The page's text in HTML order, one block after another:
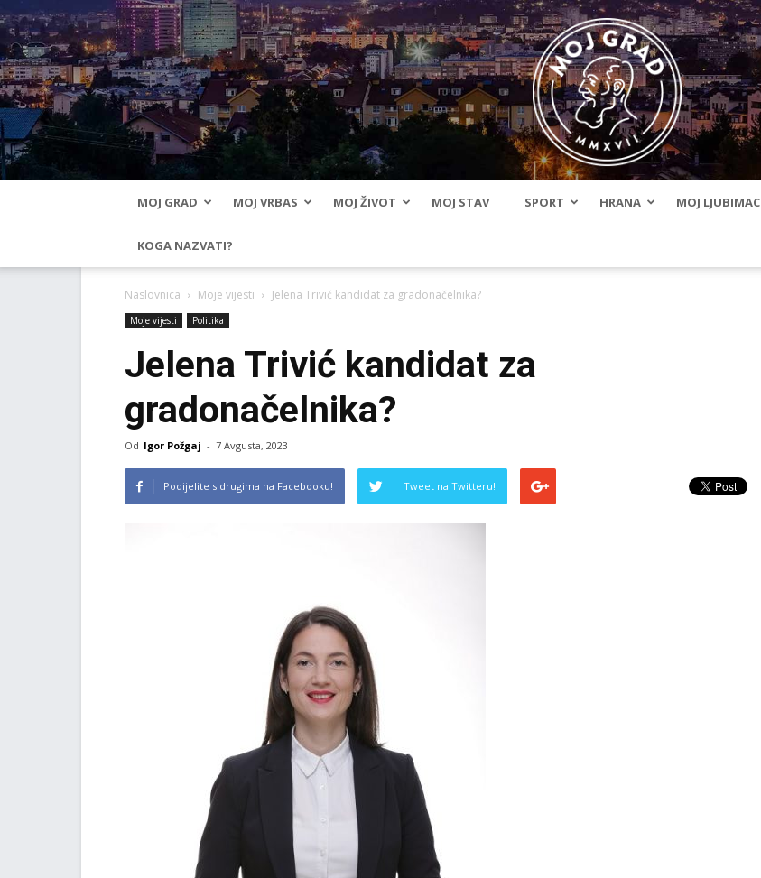
MOJ GRAD MOJ VRBAS MOJ ŽIVOT MOJ STAV SPORT HRANA MOJ LJUBIMAC
KOGA NAZVATI?
Naslovnica Moje vijesti Jelena Trivić kandidat za gradonačelnika?
Moje vijesti Politika
Jelena Trivić kandidat za
gradonačelnika?
Od Igor Požgaj - 7 Avgusta, 2023
Podijelite s drugima na Facebooku! Tweet na Twitteru!